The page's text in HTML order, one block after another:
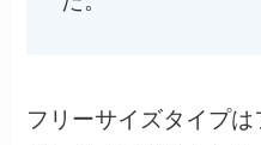
フリーサイズタイプ